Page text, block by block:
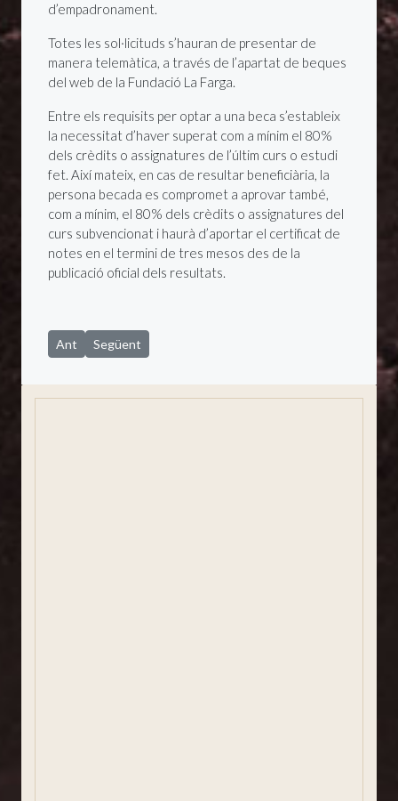
d’empadronament.
Totes les sol·licituds s’hauran de presentar de
manera telemàtica, a través de l’apartat de beques
del web de la Fundació La Farga.
Entre els requisits per optar a una beca s’estableix
la necessitat d’haver superat com a mínim el 80%
dels crèdits o assignatures de l’últim curs o estudi
fet. Així mateix, en cas de resultar beneficiària, la
persona becada es compromet a aprovar també,
com a mínim, el 80% dels crèdits o assignatures del
curs subvencionat i haurà d’aportar el certificat de
notes en el termini de tres mesos des de la
publicació oficial dels resultats.
Article anterior: Sant Joan de les Abadesses celebra aquest
Ant Article següent: El 31è Festival del Comte Arnau
Següent